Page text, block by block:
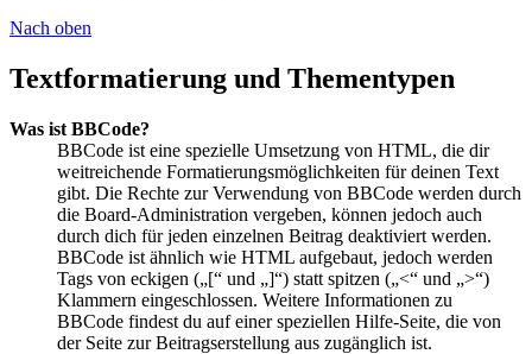
Nach oben
Textformatierung und Thementypen
Was ist BBCode?
BBCode ist eine spezielle Umsetzung von HTML, die dir
weitreichende Formatierungsmöglichkeiten für deinen Text
gibt. Die Rechte zur Verwendung von BBCode werden durch
die Board-Administration vergeben, können jedoch auch
durch dich für jeden einzelnen Beitrag deaktiviert werden.
BBCode ist ähnlich wie HTML aufgebaut, jedoch werden
Tags von eckigen („[“ und „]“) statt spitzen („<“ und „>“)
Klammern eingeschlossen. Weitere Informationen zu
BBCode findest du auf einer speziellen Hilfe-Seite, die von
der Seite zur Beitragserstellung aus zugänglich ist.